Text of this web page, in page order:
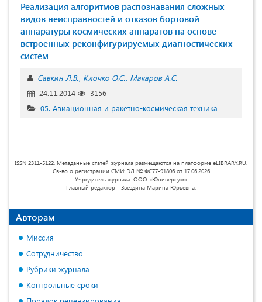
Реализация алгоритмов распознавания сложных
видов неисправностей и отказов бортовой
аппаратуры космических аппаратов на основе
встроенных реконфигурируемых диагностических
систем
Савкин Л.В. Клочко О.С. Макаров А.С.
24.11.2014
3156
05. Авиационная и ракетно-космическая техника
ISSN 2311-5122. Метаданные статей журнала размещаются на платформе eLIBRARY.RU.
Св-во о регистрации СМИ: ЭЛ № ФС77-91806 от 17.06.2026
Учредитель журнала: ООО «Юниверсум»
Главный редактор - Звездина Марина Юрьевна.
Авторам
Миссия
Сотрудничество
Рубрики журнала
Контрольные сроки